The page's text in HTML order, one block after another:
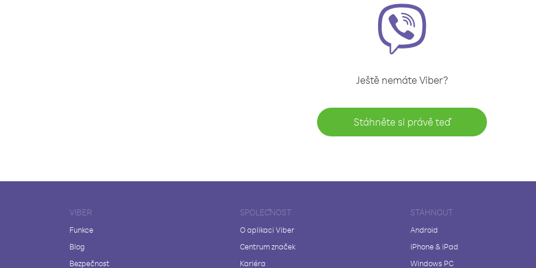
Ještě nemáte Viber?
Stáhněte si právě teď
VIBER
Funkce
Blog
Bezpečnost
SPOLEČNOST
O aplikaci Viber
Centrum značek
Kariéra
STÁHNOUT
Android
iPhone & iPad
Windows PC